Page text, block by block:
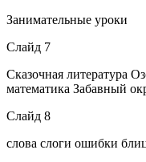
Занимательные уроки
Слайд 7
Сказочная литература
математика Забавный
Слайд 8
слова слоги ошибки